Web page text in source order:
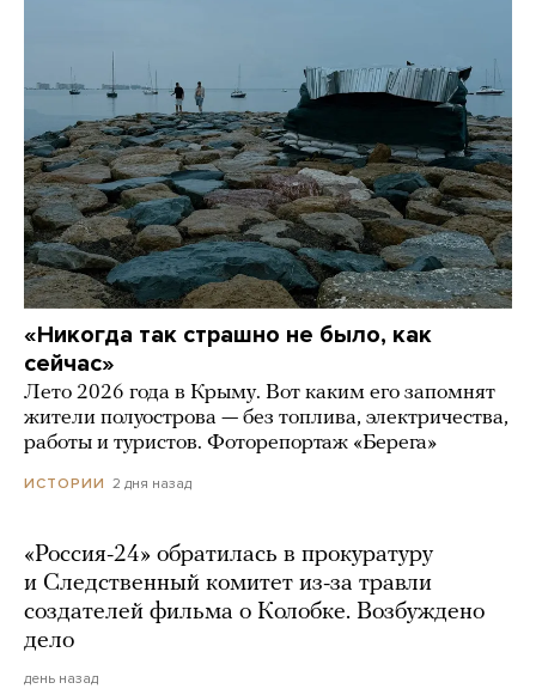
«Никогда так страшно не было, как
сейчас»
Лето 2026 года в Крыму. Вот каким его запомнят
жители полуострова — без топлива, электричества,
работы и туристов. Фоторепортаж «Берега»
ИСТОРИИ 2 дня назад
«Россия-24» обратилась в прокуратуру
и Следственный комитет из-за травли
создателей фильма о Колобке. Возбуждено
дело
день назад